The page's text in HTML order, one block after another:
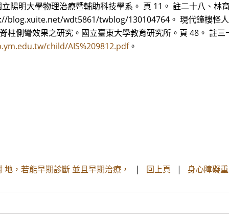
陽明大學物理治療暨輔助科技學系。 頁 11。 註二十八、
blog.xuite.net/wdt5861/twblog/130104764。 現代鐘樓怪
柱側彎效果之研究。國立臺東大學教育研究所。頁 48。 註
child/AIS%209812.pdf。
，若能早期診斷 並且早期治療， | 回上頁 | 身心障礙